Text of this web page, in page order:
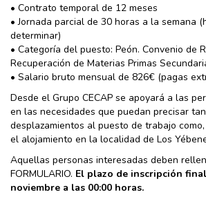
• Contrato temporal de 12 meses
• Jornada parcial de 30 horas a la semana
determinar)
• Categoría del puesto: Peón. Convenio de
Recuperación de Materias Primas
• Salario bruto mensual de 826€ (pagas
Desde el Grupo CECAP se apoyará a las
en las necesidades que puedan precisar
desplazamientos al puesto de trabajo
el alojamiento en la localidad de Los
Aquellas personas interesadas deben
FORMULARIO. El plazo de inscripción
noviembre a las 00:00 horas.